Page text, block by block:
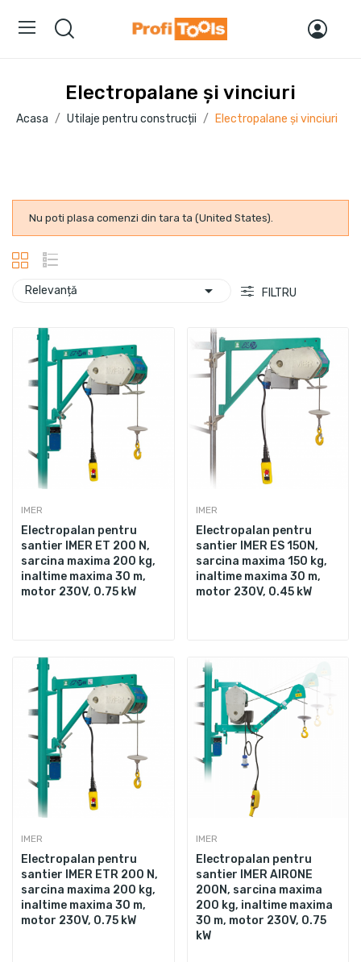
Electropalane și vinciuri
Acasa Utilaje pentru construcții Electropalane și vinciuri
Nu poti plasa comenzi din tara ta (United States).
Relevanță  FILTRU
IMER
Electropalan pentru
santier IMER ET 200 N,
sarcina maxima 200 kg,
inaltime maxima 30 m,
motor 230V, 0.75 kW
IMER
Electropalan pentru
santier IMER ES 150N,
sarcina maxima 150 kg,
inaltime maxima 30 m,
motor 230V, 0.45 kW
IMER
Electropalan pentru
santier IMER ETR 200 N,
sarcina maxima 200 kg,
inaltime maxima 30 m,
motor 230V, 0.75 kW
IMER
Electropalan pentru
santier IMER AIRONE
200N, sarcina maxima
200 kg, inaltime maxima
30 m, motor 230V, 0.75
kW